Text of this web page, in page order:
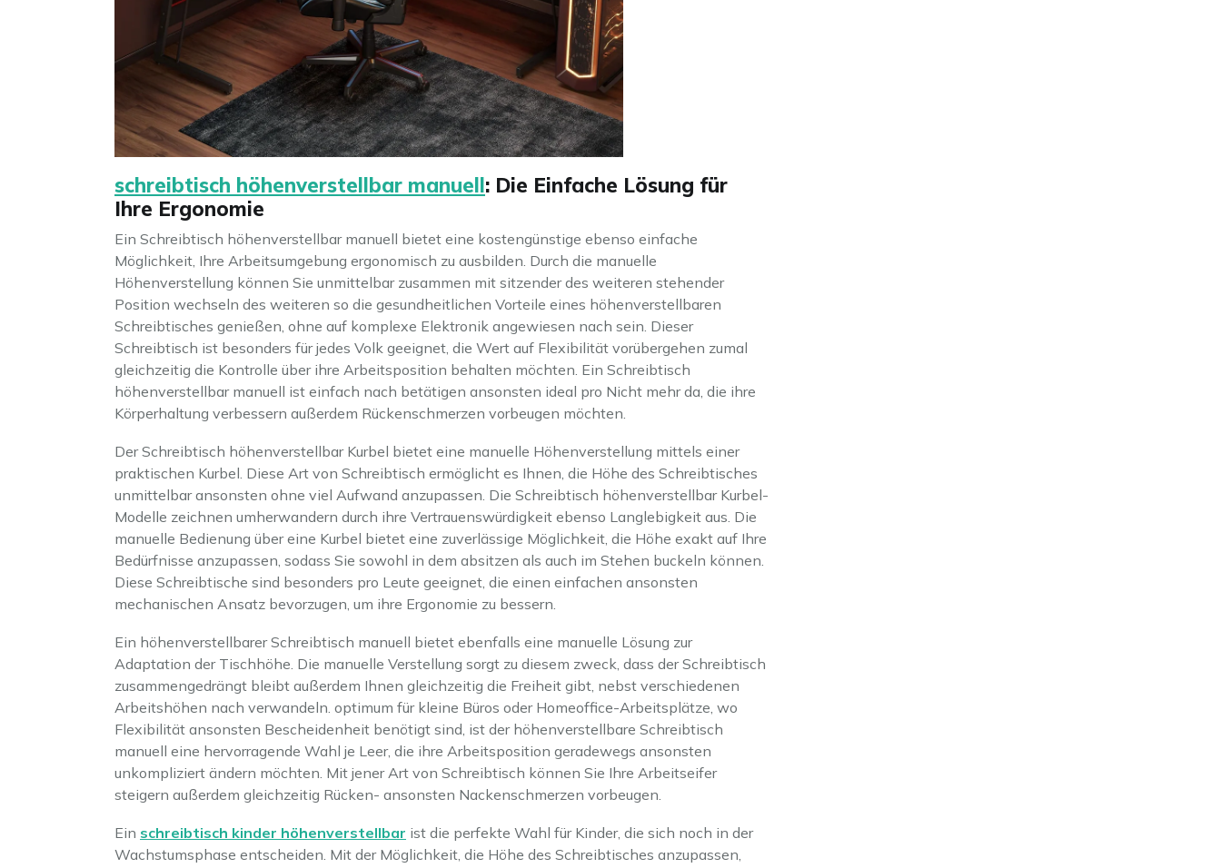
schreibtisch höhenverstellbar manuell: Die Einfache Lösung für
Ihre Ergonomie
Ein Schreibtisch höhenverstellbar manuell bietet eine kostengünstige ebenso einfache
Möglichkeit, Ihre Arbeitsumgebung ergonomisch zu ausbilden. Durch die manuelle
Höhenverstellung können Sie unmittelbar zusammen mit sitzender des weiteren stehender
Position wechseln des weiteren so die gesundheitlichen Vorteile eines höhenverstellbaren
Schreibtisches genießen, ohne auf komplexe Elektronik angewiesen nach sein. Dieser
Schreibtisch ist besonders für jedes Volk geeignet, die Wert auf Flexibilität vorübergehen zumal
gleichzeitig die Kontrolle über ihre Arbeitsposition behalten möchten. Ein Schreibtisch
höhenverstellbar manuell ist einfach nach betätigen ansonsten ideal pro Nicht mehr da, die ihre
Körperhaltung verbessern außerdem Rückenschmerzen vorbeugen möchten.
Der Schreibtisch höhenverstellbar Kurbel bietet eine manuelle Höhenverstellung mittels einer
praktischen Kurbel. Diese Art von Schreibtisch ermöglicht es Ihnen, die Höhe des Schreibtisches
unmittelbar ansonsten ohne viel Aufwand anzupassen. Die Schreibtisch höhenverstellbar Kurbel-
Modelle zeichnen umherwandern durch ihre Vertrauenswürdigkeit ebenso Langlebigkeit aus. Die
manuelle Bedienung über eine Kurbel bietet eine zuverlässige Möglichkeit, die Höhe exakt auf Ihre
Bedürfnisse anzupassen, sodass Sie sowohl in dem absitzen als auch im Stehen buckeln können.
Diese Schreibtische sind besonders pro Leute geeignet, die einen einfachen ansonsten
mechanischen Ansatz bevorzugen, um ihre Ergonomie zu bessern.
Ein höhenverstellbarer Schreibtisch manuell bietet ebenfalls eine manuelle Lösung zur
Adaptation der Tischhöhe. Die manuelle Verstellung sorgt zu diesem zweck, dass der Schreibtisch
zusammengedrängt bleibt außerdem Ihnen gleichzeitig die Freiheit gibt, nebst verschiedenen
Arbeitshöhen nach verwandeln. optimum für kleine Büros oder Homeoffice-Arbeitsplätze, wo
Flexibilität ansonsten Bescheidenheit benötigt sind, ist der höhenverstellbare Schreibtisch
manuell eine hervorragende Wahl je Leer, die ihre Arbeitsposition geradewegs ansonsten
unkompliziert ändern möchten. Mit jener Art von Schreibtisch können Sie Ihre Arbeitseifer
steigern außerdem gleichzeitig Rücken- ansonsten Nackenschmerzen vorbeugen.
Ein schreibtisch kinder höhenverstellbar ist die perfekte Wahl für Kinder, die sich noch in der
Wachstumsphase entscheiden. Mit der Möglichkeit, die Höhe des Schreibtisches anzupassen,